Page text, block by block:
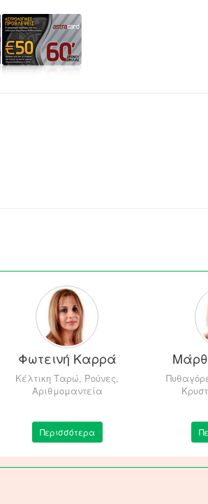
Φωτεινή Καρρά
Κέλτικη Ταρώ, Ρούνες,
Αριθμομαντεία
Περισσότερα